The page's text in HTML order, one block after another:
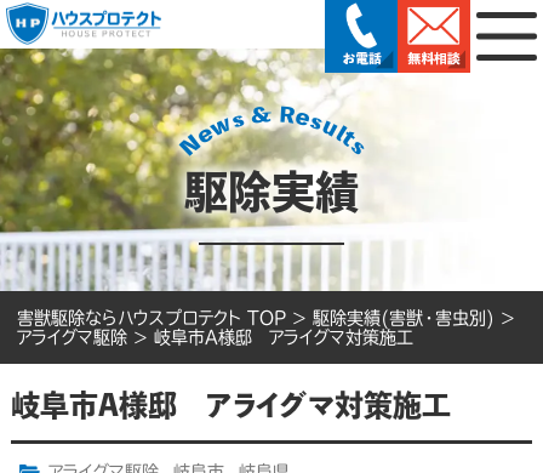
駆除実績
害獣駆除ならハウスプロテクト TOP > 駆除実績(害獣・害虫別) >
アライグマ駆除 > 岐阜市A様邸 アライグマ対策施工
岐阜市A様邸 アライグマ対策施工